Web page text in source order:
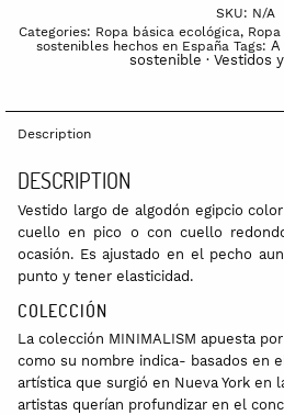
SKU: N/A
Categories: Ropa básica ecológica,
sostenibles hechos en España Tags: A
sostenible · Vestidos
Description
DESCRIPTION
Vestido largo de algodón egipcio
cuello en pico o con cuello
ocasión. Es ajustado en el pecho
punto y tener elasticidad.
COLECCIÓN
La colección MINIMALISM apuesta
como su nombre indica- basados en
artística que surgió en Nueva York en
artistas querían profundizar en el